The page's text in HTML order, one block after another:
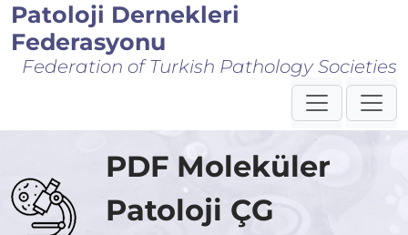
Patoloji Dernekleri
Federasyonu
Federation of Turkish Pathology Societies
PDF Moleküler
Patoloji ÇG